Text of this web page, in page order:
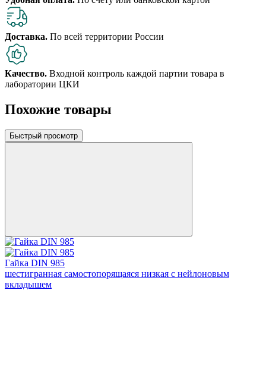
Доставка. По всей территории России
Качество. Входной контроль каждой партии товара в
лаборатории ЦКИ
Похожие товары
Быстрый просмотр
Гайка DIN 985
шестигранная самостопорящаяся низкая с нейлоновым
вкладышем